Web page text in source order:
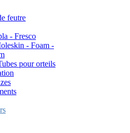
feutre
- Fresco
- Foam -
pour orteils